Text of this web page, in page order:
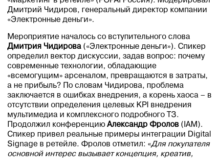
Дмитрий Чидиров, генеральный директор компании
«Электронные деньги».
Мероприятие началось со вступительного слова
Дмитрия Чидирова («Электронные деньги»). Спикер
определил вектор дискуссии, задав вопрос: почему
современные технологии, обладающие
«всемогущим» арсеналом, превращаются в затраты,
а не прибыль? По словам Чидирова, проблема
заключается в ошибках внедрения, а корень хаоса – в
отсутствии определения целевых KPI внедрения
мультимедиа и комплексного подробного ТЗ.
Продолжил конференцию Александр Фролов (IAM).
Спикер привел реальные примеры интеграции Digital
Signage в ретейле. Фролов отметил: «Для покупателя
основной интерес вызывает концепция, креатив,